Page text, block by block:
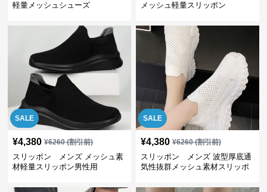
軽量メッシュシューズ
メッシュ軽量スリッポン
SALE
¥4,380 ¥6260(割引前)
スリッポン メンズ メッシュ素
材軽量スリッポン男性用
SALE
¥4,380 ¥6260(割引前)
スリッポン メンズ 波型厚底通
気性抜群メッシュ素材スリッポ